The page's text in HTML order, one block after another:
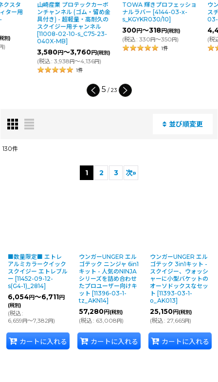
山崎産業 プロテックカーボ
ンチャンネル (ゴム・留め金
具付き) - 超軽量・高耐久の
スクイジー用チャンネル
11008-02-10-s_C75-23-
040X-MB ]
～3,760円(税別)
3,938円～4,136円)
1件
TOWA 輝きプロフェッショ
ナルラバー
[4144-03-x-
s_KGYKR030/10]
300 ～318円(税別)
円～350円)
1件
ウンガー
スチャンネル
03-10-
4,410 ～
4,851円
5 / 23
並び順変更
130件
1 2 3 次»
■数量限定■ エトレ
アルミカラークイック
スクイジー エトレブル
ー [11452-09-12-
s(G4-1)_2814]
6,054円～6,711円
(税別)
(税込:
6,659 円～7,382円)
カートに入れる
ウンガーUNGER エル
ゴテック ニンジャ 6in1
キット - 人気のNINJA
シリーズを詰め合わせ
たプロユーザー向けキ
ット [11396-03-1-
tz_AKN14]
57,280円 (税別)
(税込: 63,008 円)
カートに入れる
ウンガーUNGER エル
ゴテック 3in1キット -
スクイジー、ウォッシ
ャーに小型バケットの
オーソドックスなセッ
ト [11393-03-1-
o_AK013]
25,150円 (税別)
(税込: 27,665円)
カートに入れる